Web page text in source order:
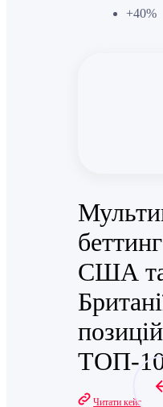
+40%
США та
ТОП-
Читати кейс